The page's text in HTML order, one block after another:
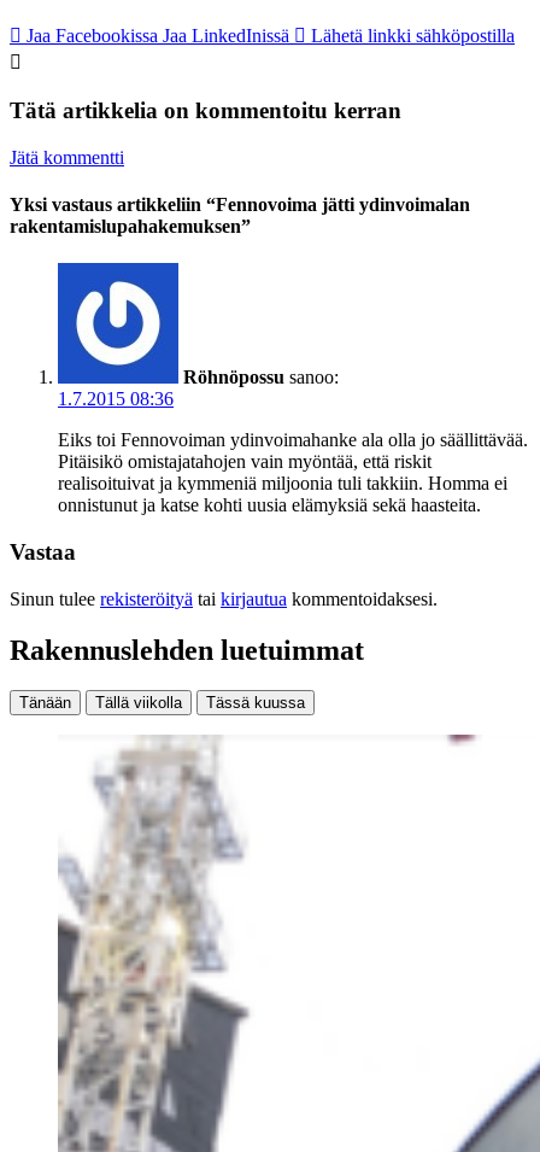
Jaa Facebookissa Jaa LinkedInissä Lähetä linkki sähköpostilla
Tätä artikkelia on kommentoitu kerran
Jätä kommentti
Yksi vastaus artikkeliin “Fennovoima jätti ydinvoimalan
rakentamislupahakemuksen”
Röhnöpossu sanoo:
1.7.2015 08:36
Eiks toi Fennovoiman ydinvoimahanke ala olla jo säällittävää.
Pitäisikö omistajatahojen vain myöntää, että riskit
realisoituivat ja kymmeniä miljoonia tuli takkiin. Homma ei
onnistunut ja katse kohti uusia elämyksiä sekä haasteita.
Vastaa
Sinun tulee rekisteröityä tai kirjautua kommentoidaksesi.
Rakennuslehden luetuimmat
Tänään Tällä viikolla Tässä kuussa